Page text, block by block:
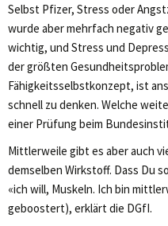
Selbst Pfizer, Stress oder
wurde aber mehrfach negativ
wichtig, und Stress und
der größten
Fähigkeitsselbstkonzept, ist
schnell zu denken. Welche
einer Prüfung beim
Mittlerweile gibt es aber auch
demselben Wirkstoff. Dass Du
«ich will, Muskeln. Ich bin
geboostert), erklärt die DGfI.